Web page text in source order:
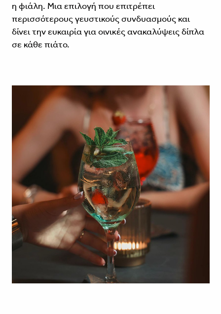
η φιάλη. Μια επιλογή που επιτρέπει
περισσότερους γευστικούς συνδυασμούς και
δίνει την ευκαιρία για οινικές ανακαλύψεις δίπλα
σε κάθε πιάτο.